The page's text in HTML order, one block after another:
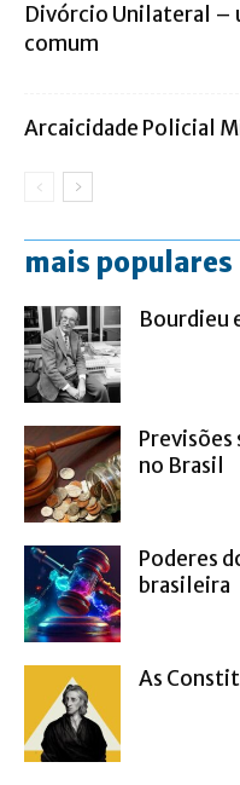
Divórcio Unilateral –
comum
Arcaicidade Policial
mais populares
Bourdieu
no Brasil
Poderes
brasileira
As